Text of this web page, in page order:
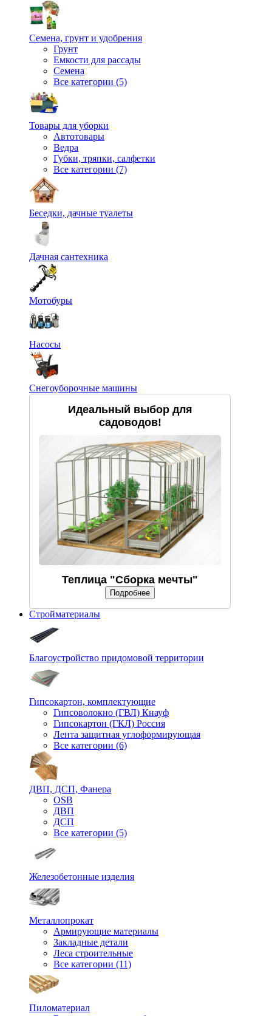
Семена, грунт и удобрения
Грунт
Емкости для рассады
Семена
Все категории (5)
Товары для уборки
Автотовары
Ведра
Губки, тряпки, салфетки
Все категории (7)
Беседки, дачные туалеты
Дачная сантехника
Мотобуры
Насосы
Снегоуборочные машины
Идеальный выбор для
садоводов!
Теплица "Сборка мечты"
Подробнее
Стройматериалы
Благоустройство придомовой территории
Гипсокартон, комплектующие
Гипсоволокно (ГВЛ) Кнауф
Гипсокартон (ГКЛ) Россия
Лента защитная углоформирующая
Все категории (6)
ДВП, ДСП, Фанера
OSB
ДВП
ДСП
Все категории (5)
Железобетонные изделия
Металлопрокат
Армирующие материалы
Закладные детали
Леса строительные
Все категории (11)
Пиломатериал